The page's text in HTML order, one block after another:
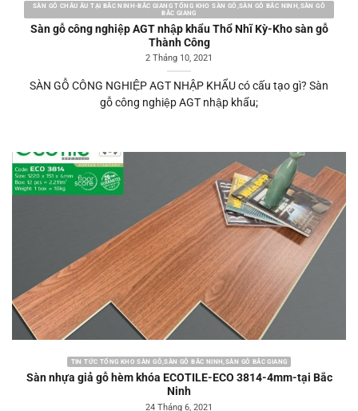
SÀN GỖ CHÂU ÂU TẠI BẮC NINH-BẮC GIANG TỔNG KHO SÀN GỖ,SÀN GỖ BẮC NINH,SÀN GỖ
BẮC GIANG
Sàn gỗ công nghiệp AGT nhập khẩu Thổ Nhĩ Kỳ-Kho sàn gỗ
Thành Công
2 Tháng 10, 2021
SÀN GỖ CÔNG NGHIỆP AGT NHẬP KHẨU có cấu tạo gì? Sàn
gỗ công nghiệp AGT nhập khẩu;
TIN TỨC TỔNG KHO SÀN GỖ,SÀN GỖ BẮC NINH,SÀN GỖ BẮC GIANG
Sàn nhựa giả gỗ hèm khóa ECOTILE-ECO 3814-4mm-tại Bắc
Ninh
24 Tháng 6, 2021